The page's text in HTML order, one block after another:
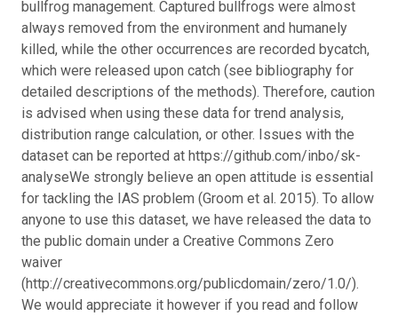
bullfrog management. Captured bullfrogs were almost
always removed from the environment and humanely
killed, while the other occurrences are recorded bycatch,
which were released upon catch (see bibliography for
detailed descriptions of the methods). Therefore, caution
is advised when using these data for trend analysis,
distribution range calculation, or other. Issues with the
dataset can be reported at https://github.com/inbo/sk-
analyseWe strongly believe an open attitude is essential
for tackling the IAS problem (Groom et al. 2015). To allow
anyone to use this dataset, we have released the data to
the public domain under a Creative Commons Zero
waiver
(http://creativecommons.org/publicdomain/zero/1.0/).
We would appreciate it however if you read and follow